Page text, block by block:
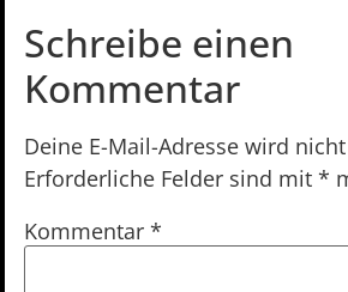
Schreibe einen
Kommentar
Deine E-Mail-Adresse wird
Erforderliche Felder sind mit *
Kommentar *